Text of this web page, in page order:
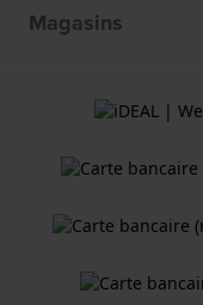
Magasins